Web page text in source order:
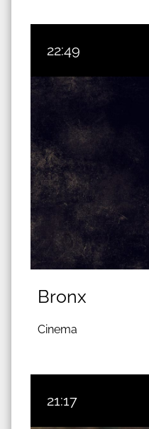
22:49
Bronx
Cinema
21:17